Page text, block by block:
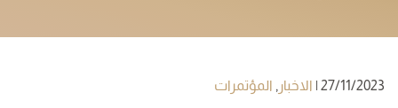
27/11/2023
| الاخبار , المؤتمرات